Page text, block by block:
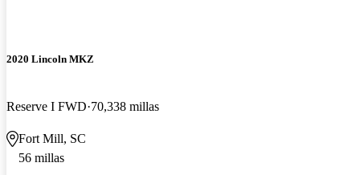
2020 Lincoln MKZ
Reserve I FWD 70,338 millas
Fort Mill, SC
56 millas